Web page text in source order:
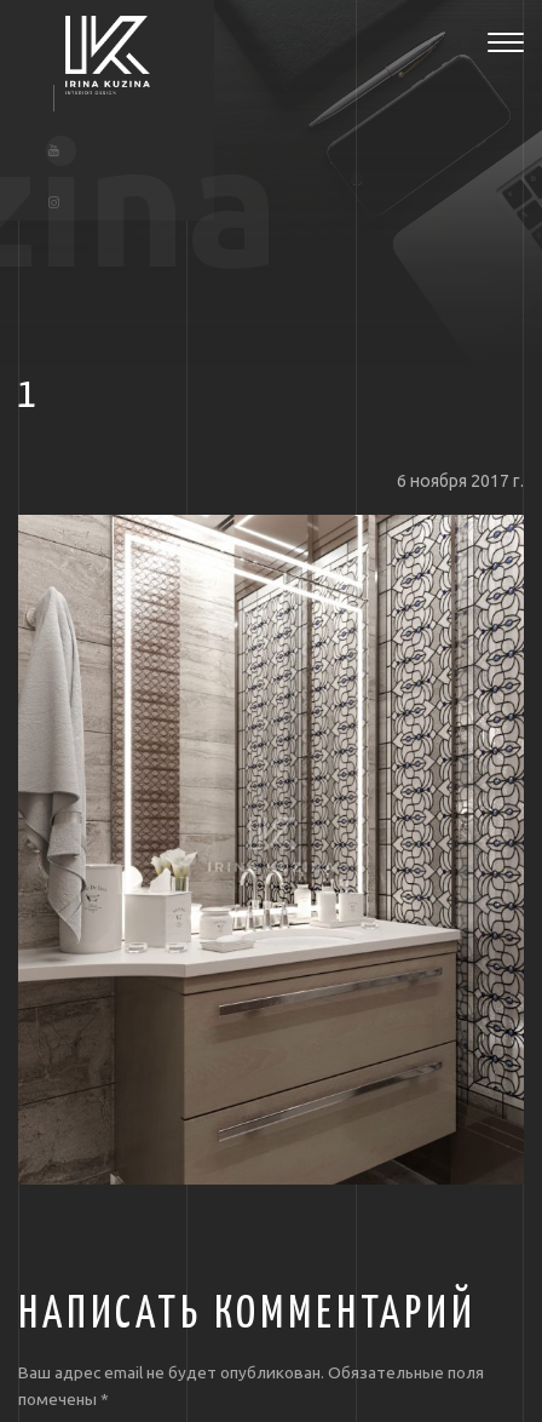
1
6 ноября 2017 г.
НАПИСАТЬ КОММЕНТАРИЙ
Ваш адрес email не будет опубликован. Обязательные поля
помечены *